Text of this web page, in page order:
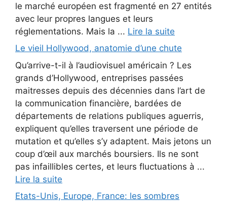
le marché européen est fragmenté en 27 entités
avec leur propres langues et leurs
réglementations. Mais la ... Lire la suite
Le vieil Hollywood, anatomie d’une chute
Qu’arrive-t-il à l’audiovisuel américain ? Les
grands d’Hollywood, entreprises passées
maitresses depuis des décennies dans l’art de
la communication financière, bardées de
départements de relations publiques aguerris,
expliquent qu’elles traversent une période de
mutation et qu’elles s’y adaptent. Mais jetons un
coup d’œil aux marchés boursiers. Ils ne sont
pas infaillibles certes, et leurs fluctuations à ...
Lire la suite
Etats-Unis, Europe, France: les sombres